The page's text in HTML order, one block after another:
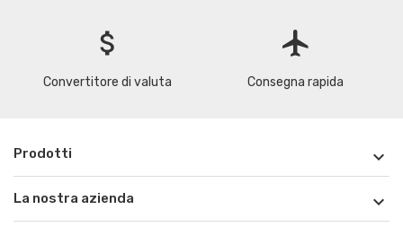
attach_money
Convertitore di valuta
flight
Consegna rapida
Prodotti 
La nostra azienda 